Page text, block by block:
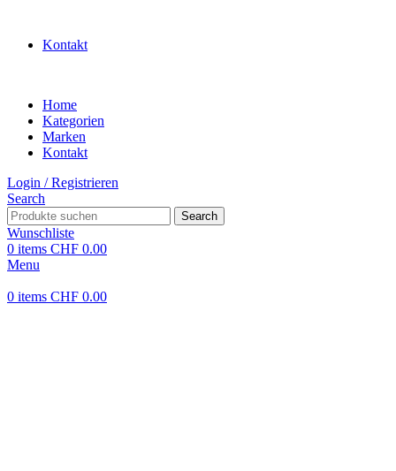
Kontakt
Home
Kategorien
Marken
Kontakt
Login / Registrieren
Search
Search
Wunschliste
0 items CHF 0.00
Menu
0 items CHF 0.00